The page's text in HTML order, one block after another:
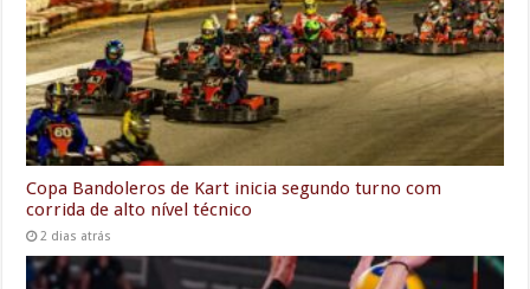
Copa Bandoleros de Kart inicia segundo turno com
corrida de alto nível técnico
2 dias atrás